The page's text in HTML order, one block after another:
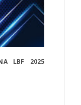
LBF 2025